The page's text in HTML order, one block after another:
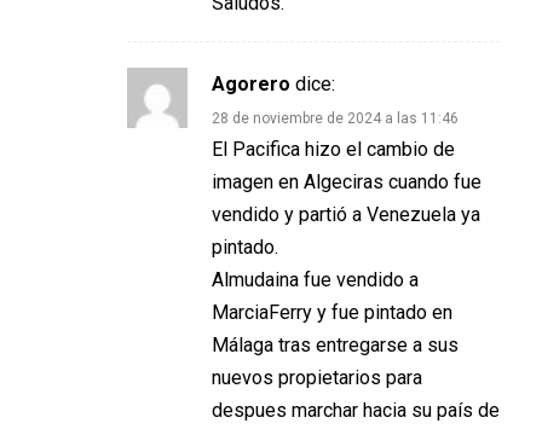
Agorero dice:
28 de noviembre de 2024 a las 11:46
El Pacifica hizo el cambio de
imagen en Algeciras cuando fue
vendido y partió a Venezuela ya
pintado.
Almudaina fue vendido a
MarciaFerry y fue pintado en
Málaga tras entregarse a sus
nuevos propietarios para
despues marchar hacia su país de